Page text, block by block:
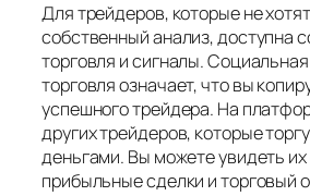
Для трейдеров, которые не
собственный анализ, доступна
торговля и сигналы. Социальная
торговля означает, что вы
успешного трейдера. На
других трейдеров, которые
деньгами. Вы можете увидеть их
прибыльные сделки и торговый